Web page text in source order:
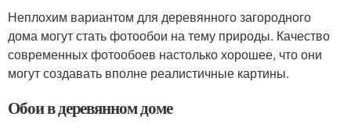
Неплохим вариантом для деревянного загородного
дома могут стать фотообои на тему природы. Качество
современных фотообоев настолько хорошее, что они
могут создавать вполне реалистичные картины.
Обои в деревянном доме